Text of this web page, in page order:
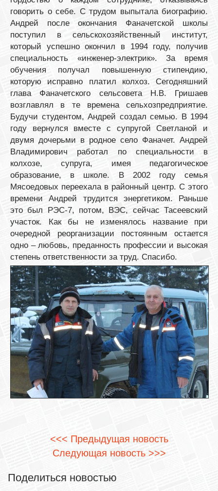
говорить о себе. С трудом выпытала биографию.
Андрей после окончания Фаначетской школы
поступил в сельскохозяйственный институт,
который успешно окончил в 1994 году, получив
специальность «инженер-электрик». За время
обучения получал повышенную стипендию,
которую исправно платил колхоз. Сегодняшний
глава Фаначетского сельсовета Н.В. Гришаев
возглавлял в те времена сельхозпредприятие.
Будучи студентом, Андрей создал семью. В 1994
году вернулся вместе с супругой Светланой и
двумя дочерьми в родное село Фаначет. Андрей
Владимирович работал по специальности в
колхозе, супруга, имея педагогическое
образование, в школе. В 2002 году семья
Мясоедовых переехала в районный центр. С этого
времени Андрей трудится энергетиком. Раньше
это был РЭС-7, потом, ВЭС, сейчас Тасеевский
участок. Как бы не изменялось название при
очередной реорганизации постоянным остается
одно – любовь, преданность профессии и высокая
степень ответственности за труд. Спасибо.
<<< Предыдущая новость
Следующая новость >>>
Поделиться новостью